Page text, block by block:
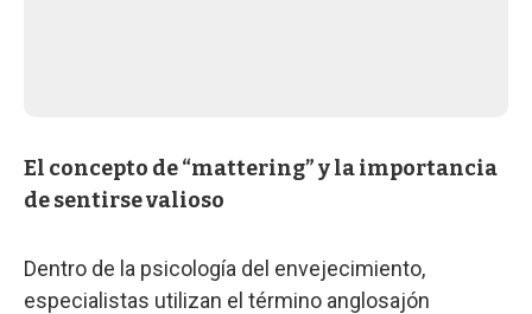
El concepto de “mattering” y la importancia
de sentirse valioso
Dentro de la psicología del envejecimiento,
especialistas utilizan el término anglosajón